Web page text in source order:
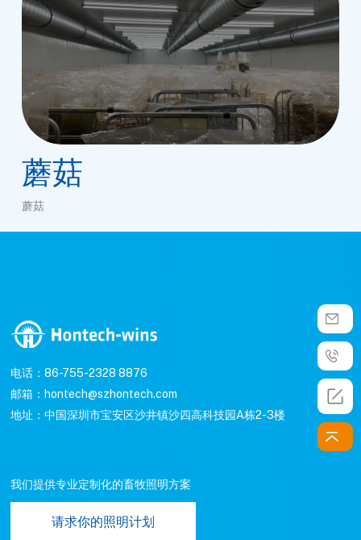
蘑菇
蘑菇
电话：86-755-2328 8876
邮箱：hontech@szhontech.com
地址：中国深圳市宝安区沙井镇沙四高科技园A栋2-3楼
我们提供专业定制化的畜牧照明方案
请求你的照明计划